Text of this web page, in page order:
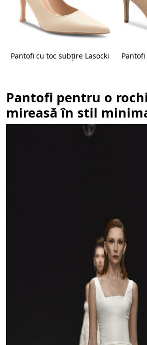
Pantofi cu toc subțire Lasocki
Pantofi pentru o
mireasă în stil